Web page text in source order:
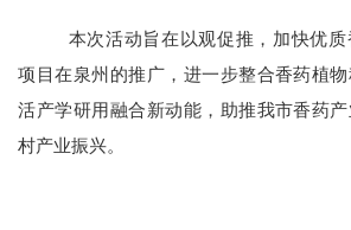
本次活动旨在以观促推，加快优
项目在泉州的推广，进一步整合香药植
活产学研用融合新动能，助推我市香药
村产业振兴。